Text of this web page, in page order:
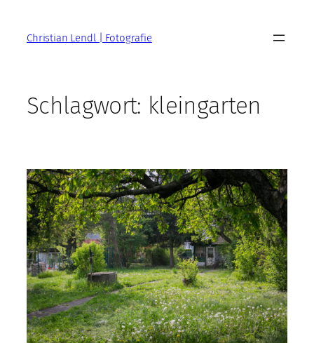
springenChristian Lendl | Fotografie
Schlagwort: kleingarten